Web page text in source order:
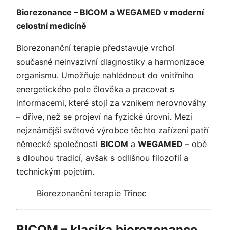
Biorezonance – BICOM a WEGAMED v moderní
celostní medicíně
Biorezonanční terapie představuje vrchol
současné neinvazivní diagnostiky a harmonizace
organismu. Umožňuje nahlédnout do vnitřního
energetického pole člověka a pracovat s
informacemi, které stojí za vznikem nerovnováhy
– dříve, než se projeví na fyzické úrovni. Mezi
nejznámější světové výrobce těchto zařízení patří
německé společnosti BICOM a WEGAMED – obě
s dlouhou tradicí, avšak s odlišnou filozofií a
technickým pojetím.
Biorezonanční terapie Třinec